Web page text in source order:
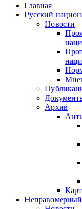
Главная
Русский
Новости
Архив
Неправомерный